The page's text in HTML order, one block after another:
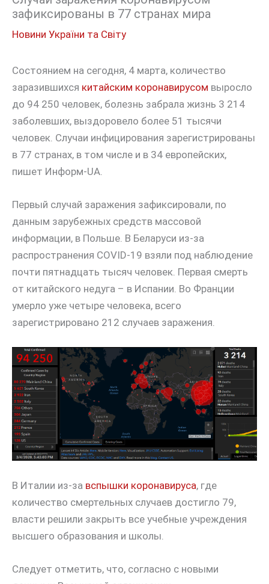
зафиксированы в 77 странах мира
Новини України та Світу
Состоянием на сегодня, 4 марта, количество
заразившихся китайским коронавирусом выросло
до 94 250 человек, болезнь забрала жизнь 3 214
заболевших, выздоровело более 51 тысячи
человек. Случаи инфицирования зарегистрированы
в 77 странах, в том числе и в 34 европейских,
пишет Информ-UA.
Первый случай заражения зафиксировали, по
данным зарубежных средств массовой
информации, в Польше. В Беларуси из-за
распространения COVID-19 взяли под наблюдение
почти пятнадцать тысяч человек. Первая смерть
от китайского недуга – в Испании. Во Франции
умерло уже четыре человека, всего
зарегистрировано 212 случаев заражения.
В Италии из-за вспышки коронавируса, где
количество смертельных случаев достигло 79,
власти решили закрыть все учебные учреждения
высшего образования и школы.
Следует отметить, что, согласно с новыми